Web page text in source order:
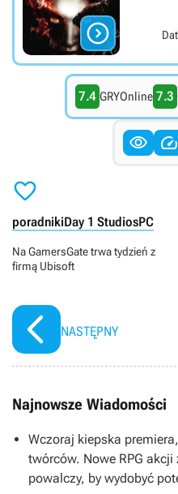

7.4 GRYOnline 7.3
 

poradnikiDay 1 StudiosPC
Na GamersGate trwa tydzień z
firmą Ubisoft
NASTĘPNY
Najnowsze Wiadomości
Wczoraj kiepska
twórców. Nowe RPG
powalczy, by wydobyć